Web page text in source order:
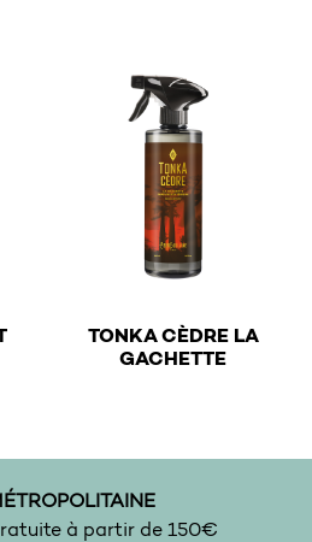
TONKA CÈDRE LA
GACHETTE
€
à partir de 150€